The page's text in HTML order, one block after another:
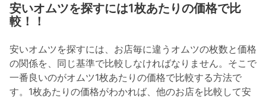
安いオムツを探すには1枚あたりの価格で比
較！！
安いオムツを探すには、お店毎に違うオムツの枚数と価格
の関係を、同じ基準で比較しなければなりません。そこで
一番良いのがオムツ1枚あたりの価格で比較する方法で
す。1枚あたりの価格がわかれば、他のお店を比較して安